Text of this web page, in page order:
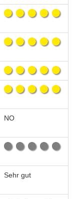
NO
Sehr gut